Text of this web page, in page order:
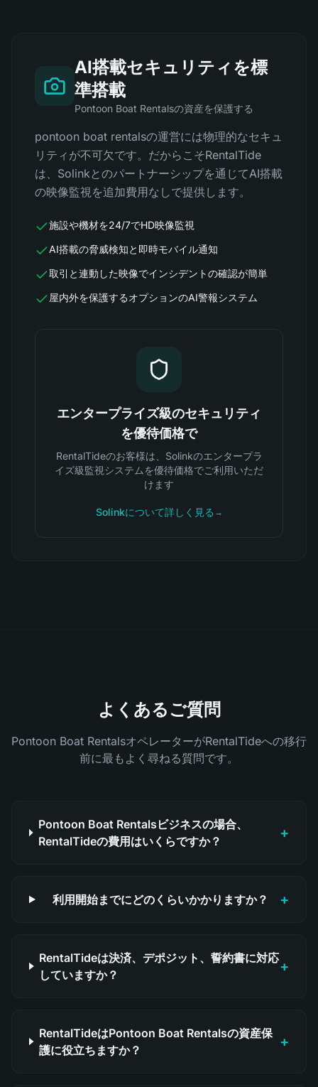
AI搭載セキュリティを標
準搭載
Pontoon Boat Rentalsの資産を保護する
pontoon boat rentalsの運営には物理的なセキュ
リティが不可欠です。だからこそRentalTide
は、Solinkとのパートナーシップを通じてAI搭載
の映像監視を追加費用なしで提供します。
施設や機材を24/7でHD映像監視
AI搭載の脅威検知と即時モバイル通知
取引と連動した映像でインシデントの確認が簡単
屋内外を保護するオプションのAI警報システム
エンタープライズ級のセキュリティ
を優待価格で
RentalTideのお客様は、Solinkのエンタープラ
イズ級監視システムを優待価格でご利用いただ
けます
Solinkについて詳しく見る →
よくあるご質問
Pontoon Boat RentalsオペレーターがRentalTideへの移行
前に最もよく尋ねる質問です。
Pontoon Boat Rentalsビジネスの場合、
RentalTideの費用はいくらですか？
+
利用開始までにどのくらいかかりますか？ +
RentalTideは決済、デポジット、誓約書に対応
していますか？
+
RentalTideはPontoon Boat Rentalsの資産保
護に役立ちますか？
+